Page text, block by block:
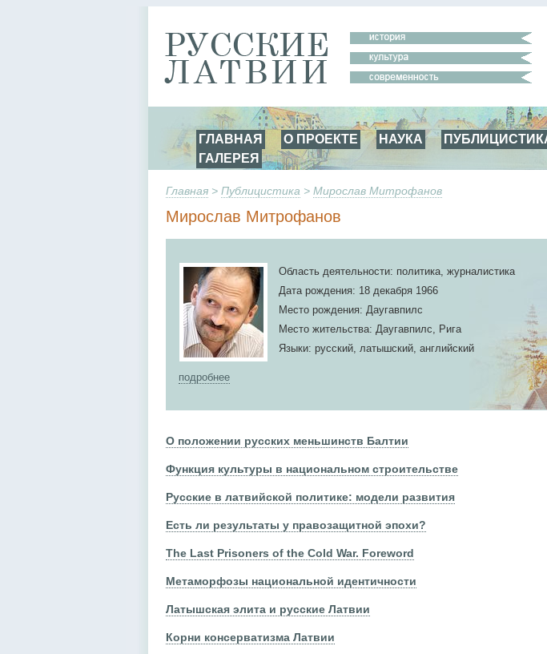
ГЛАВНАЯ О ПРОЕКТЕ НАУКА
ГАЛЕРЕЯ
Главная > Публицистика > Мирослав Митрофанов
Мирослав Митрофанов
Область деятельности: политика, журналистика
Дата рождения: 18 декабря 1966
Место рождения: Даугавпилс
Место жительства: Даугавпилс, Рига
Языки: русский, латышский, английский
подробнее
О положении русских меньшинств Балтии
Функция культуры в национальном строительстве
Русские в латвийской политике: модели развития
Есть ли результаты у правозащитной эпохи?
The Last Prisoners of the Cold War. Foreword
Метаморфозы национальной идентичности
Латышская элита и русские Латвии
Корни консерватизма Латвии